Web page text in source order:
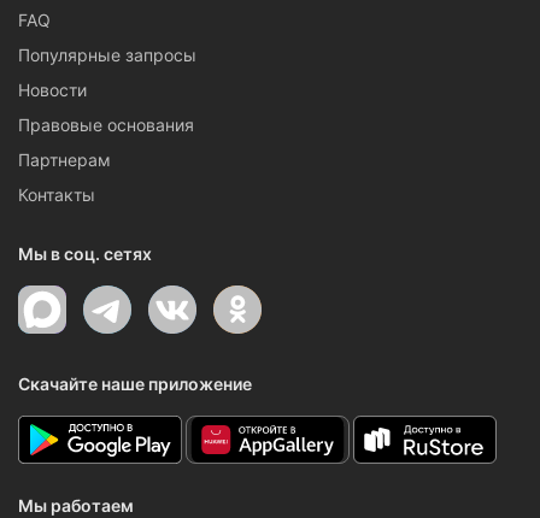
FAQ
Популярные запросы
Новости
Правовые основания
Партнерам
Контакты
Мы в соц. сетях
Скачайте наше приложение
Мы работаем